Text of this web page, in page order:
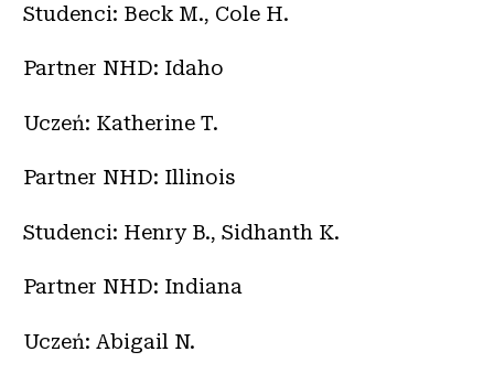
Studenci: Beck M., Cole H.
Partner NHD: Idaho
Uczeń: Katherine T.
Partner NHD: Illinois
Studenci: Henry B., Sidhanth K.
Partner NHD: Indiana
Uczeń: Abigail N.